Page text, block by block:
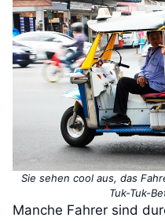
Sie sehen cool aus, das
Tuk-Tuk-
Manche Fahrer sind